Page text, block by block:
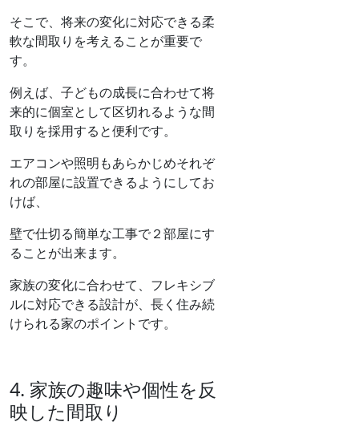
そこで、将来の変化に対応できる柔
軟な間取りを考えることが重要で
す。
例えば、子どもの成長に合わせて将
来的に個室として区切れるような間
取りを採用すると便利です。
エアコンや照明もあらかじめそれぞ
れの部屋に設置できるようにしてお
けば、
壁で仕切る簡単な工事で２部屋にす
ることが出来ます。
家族の変化に合わせて、フレキシブ
ルに対応できる設計が、長く住み続
けられる家のポイントです。
4. 家族の趣味や個性を反
映した間取り